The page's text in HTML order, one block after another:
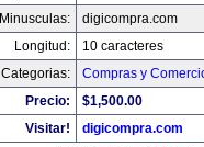
Minusculas:
digicompra.com
Longitud:
10 caracteres
Categorias:
Compras y
Precio:
$1,500.00
Visitar!
digicompra.com